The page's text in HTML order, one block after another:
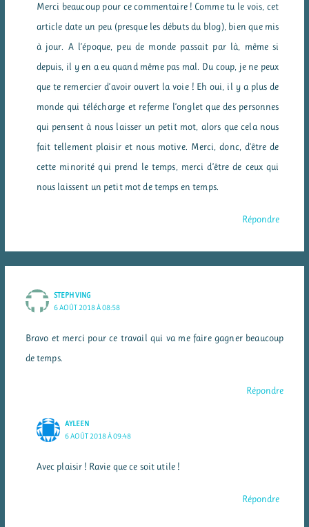
Merci beaucoup pour ce commentaire ! Comme tu le vois, cet
article date un peu (presque les débuts du blog), bien que mis
à jour. A l’époque, peu de monde passait par là, même si
depuis, il y en a eu quand même pas mal. Du coup, je ne peux
que te remercier d’avoir ouvert la voie ! Eh oui, il y a plus de
monde qui télécharge et referme l’onglet que des personnes
qui pensent à nous laisser un petit mot, alors que cela nous
fait tellement plaisir et nous motive. Merci, donc, d’être de
cette minorité qui prend le temps, merci d’être de ceux qui
nous laissent un petit mot de temps en temps.
Répondre
STEPH VING
6 AOÛT 2018 À 08:58
Bravo et merci pour ce travail qui va me faire gagner beaucoup
de temps.
Répondre
AYLEEN
6 AOÛT 2018 À 09:48
Avec plaisir ! Ravie que ce soit utile !
Répondre